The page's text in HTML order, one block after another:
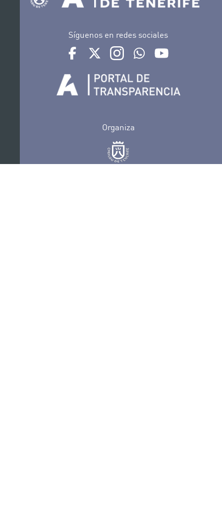
Síguenos en redes sociales
Ir a perfil de Auditorio de Tenerife en Facebook
Ir a perfil de Auditorio de Tenerife en
Ir a perfil de Auditorio de
Ir al Boletín Whatsapp
Organiza